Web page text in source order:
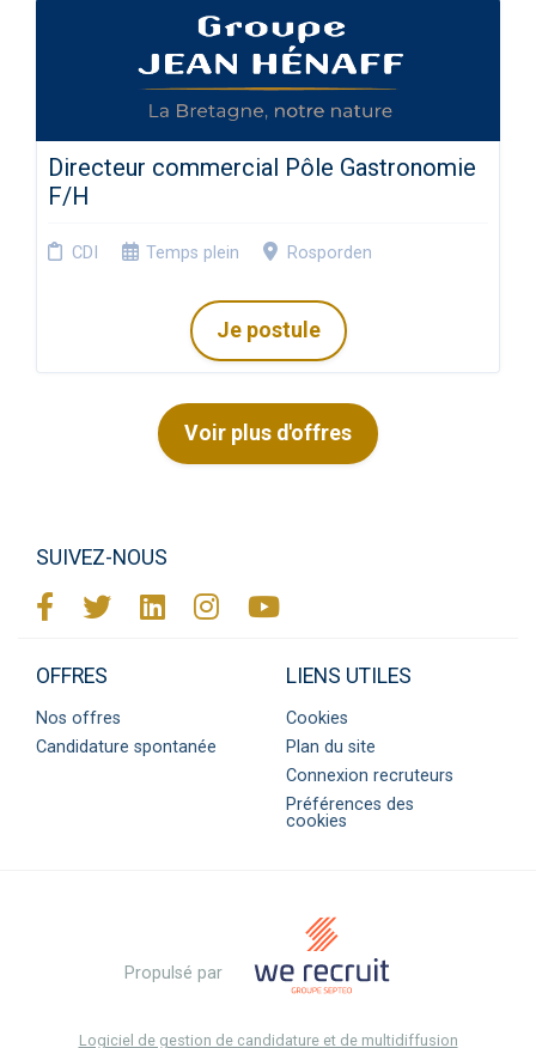
Directeur commercial Pôle Gastronomie
F/H
CDI Temps plein Rosporden
Je postule
Voir plus d'offres
SUIVEZ-NOUS
OFFRES
Nos offres
Candidature spontanée
LIENS UTILES
Cookies
Plan du site
Connexion recruteurs
Préférences des
cookies
Propulsé par
Logiciel de gestion de candidature et de multidiffusion